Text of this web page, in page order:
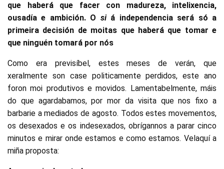
que haberá que facer con madureza, intelixencia,
ousadía e ambición. O siá independencia será só a
primeira decisión de moitas que haberá que tomar e
que ninguén tomará por nós
Como era previsíbel, estes meses de verán, que
xeralmente son case politicamente perdidos, este ano
foron moi produtivos e movidos. Lamentabelmente, máis
do que agardabamos, por mor da visita que nos fixo a
barbarie a mediados de agosto. Todos estes movementos,
os desexados e os indesexados, obrígannos a parar cinco
minutos e mirar onde estamos e como estamos. Velaquí a
miña proposta: